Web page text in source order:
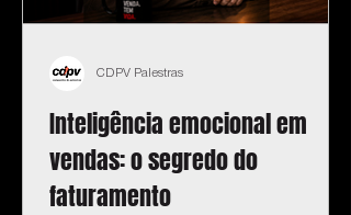
Inteligência emocional em
vendas: o segredo do
faturamento
CDPV Palestras